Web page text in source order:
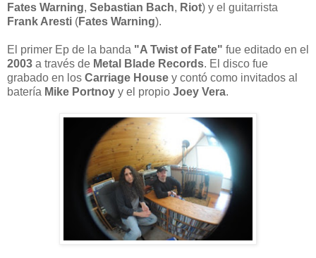
Fates Warning, Sebastian Bach, Riot) y el guitarrista
Frank Aresti (Fates Warning).
El primer Ep de la banda "A Twist of Fate" fue editado en el
2003 a través de Metal Blade Records. El disco fue
grabado en los Carriage House y contó como invitados al
batería Mike Portnoy y el propio Joey Vera.